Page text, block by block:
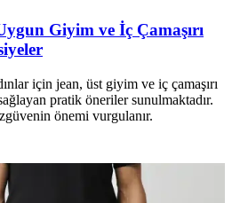
Giyim ve İç Çamaşırı
için jean, üst giyim ve iç çamaşırı
pratik öneriler sunulmaktadır.
önemi vurgulanır.